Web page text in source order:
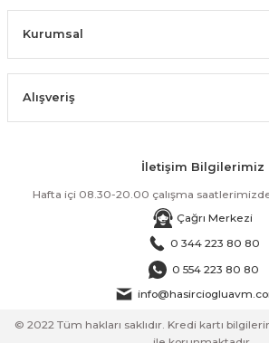
Kurumsal
Alışveriş
İletişim Bilgilerimiz
Hafta içi 08.30-20.00 çalışma
Çağrı Merkezi
0 344 223 80 80
0 554 223 80 80
© 2022 Tüm hakları saklıdır. Kredi kartı